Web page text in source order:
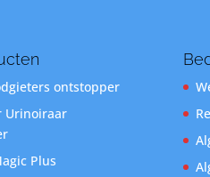
ontstopper
Urinoiraar
Plus